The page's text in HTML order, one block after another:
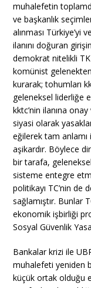
muhalefetin
ve başkanlık
alınması Türkiye’yi
ilanını doğuran
demokrat nitelikli
komünist
kurarak; tohumları
geleneksel liderliğe
kktc’nin ilanına
siyasi olarak
eğilerek tam
aşikardır. Böylece
bir tarafa,
sisteme entegre
politikayı TC’nin de
sağlamıştır. Bunlar
ekonomik işbirliği
Sosyal Güvenlik
Bankalar krizi ile
muhalefeti yeniden
küçük ortak olduğu